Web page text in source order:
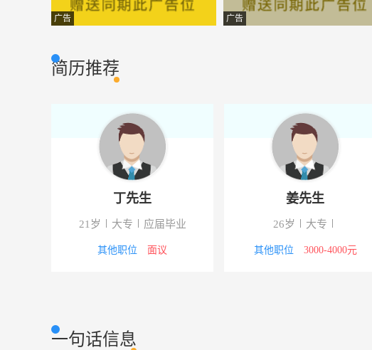
仓管/收派协助/装卸 物流/仓储 顺丰速运
奶茶店店员
销售经理 金融/证券 平安银行
综合经纪人 房地产 重庆三喜房地产经纪有限公司
市场部 设计师 聚聚家企业管理咨询有限公司
招募司机合伙人 司机 万顺叫车开州分公司
广告 广告
简历推荐
丁先生
21岁 大专 应届毕业
其他职位 面议
姜先生
26岁 大专
其他职位 3000-4000元
一句话信息